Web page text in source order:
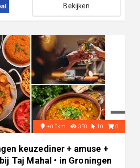
Bekijken
+0.0km 358 10 0
keuzediner + amuse +
Taj Mahal • in Groningen